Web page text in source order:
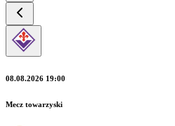
08.08.2026 19:00
Mecz towarzyski